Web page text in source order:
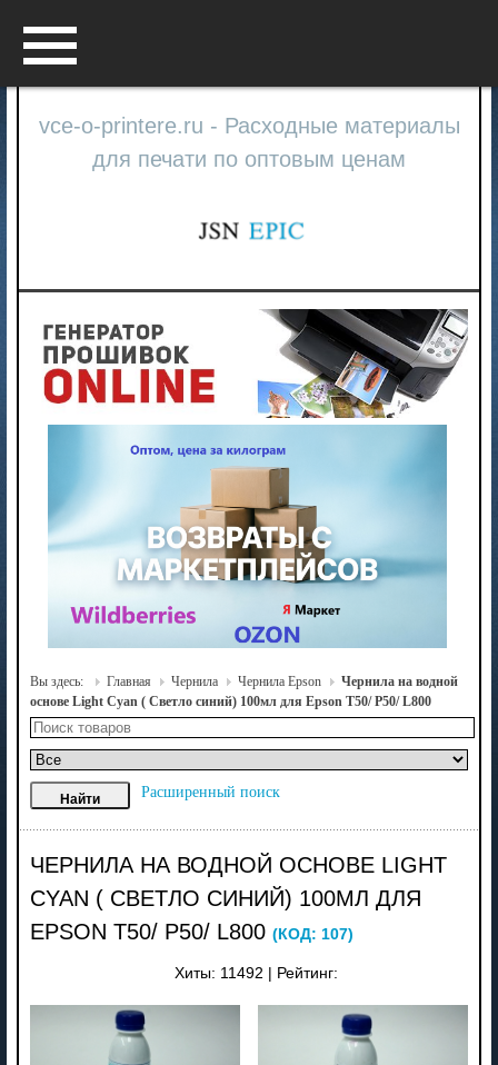
vce-o-printere.ru - Расходные материалы
для печати по оптовым ценам
Вы здесь: Главная Чернила Чернила Epson
Чернила на водной
основе Light Cyan ( Светло синий) 100мл для Epson T50/ P50/ L800
Расширенный поиск
ЧЕРНИЛА НА ВОДНОЙ ОСНОВЕ LIGHT
CYAN ( СВЕТЛО СИНИЙ) 100МЛ ДЛЯ
EPSON T50/ P50/ L800 (КОД: 107)
Хиты: 11492 Рейтинг: